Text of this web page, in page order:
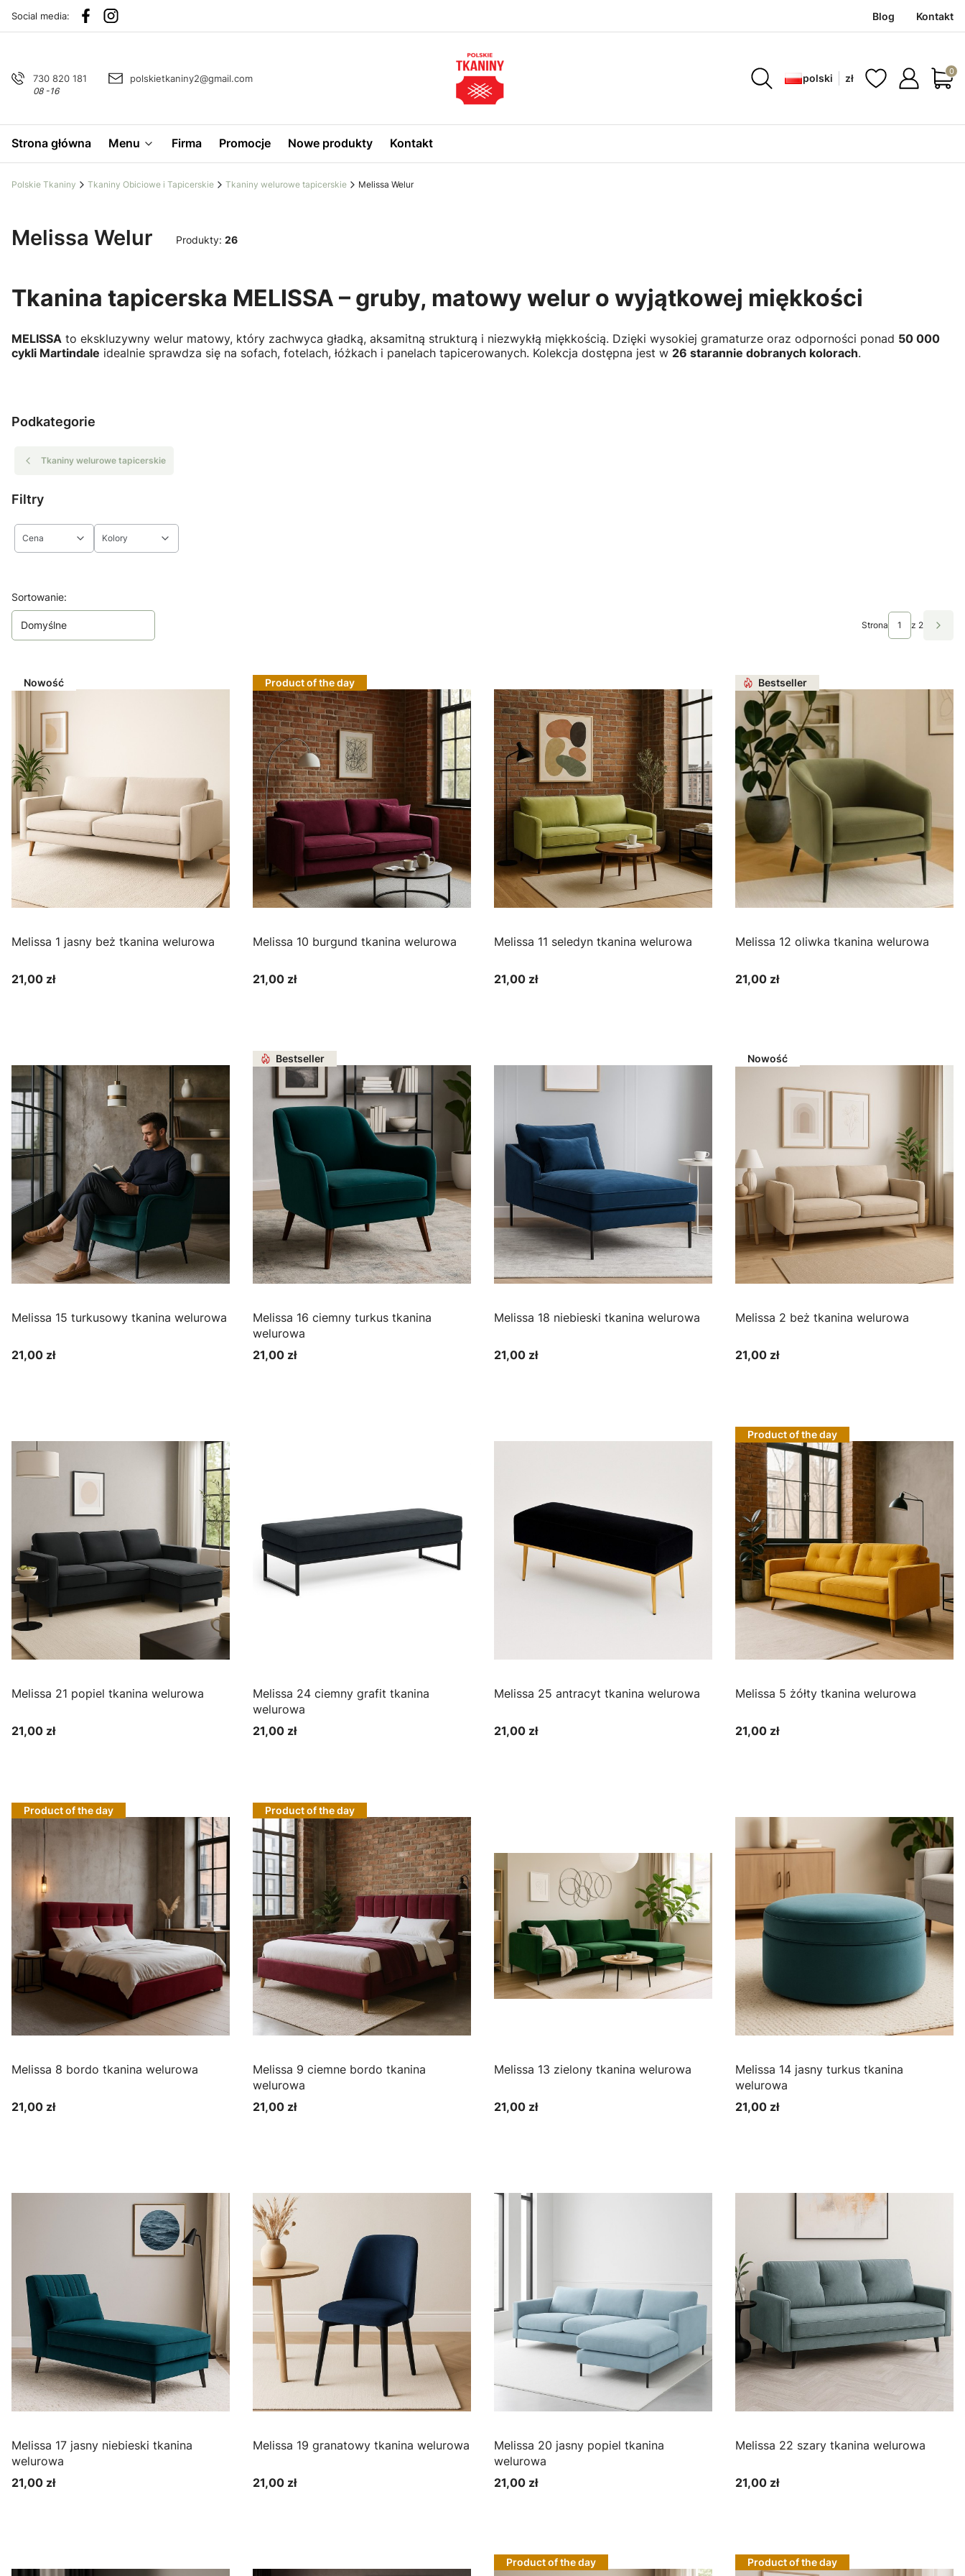
Social media: Blog Kontakt
730 820 181
08 -16
polskietkaniny2@gmail.com polski zł
Strona główna Menu Firma Promocje Nowe produkty Kontakt
Polskie Tkaniny Tkaniny Obiciowe i Tapicerskie Tkaniny welurowe tapicerskie Melissa Welur
Melissa Welur Produkty: 26
Tkanina tapicerska MELISSA – gruby, matowy welur o wyjątkowej miękkości
MELISSA to ekskluzywny welur matowy, który zachwyca gładką, aksamitną strukturą i niezwykłą miękkością. Dzięki wysokiej gramaturze oraz odporności ponad 50 000
cykli Martindale idealnie sprawdza się na sofach, fotelach, łóżkach i panelach tapicerowanych. Kolekcja dostępna jest w 26 starannie dobranych kolorach.
Podkategorie
Tkaniny welurowe tapicerskie
Filtry
Cena Kolory
Lista produktów
Sortowanie:
Domyślne Strona z 2
Nowość
Melissa 1 jasny beż tkanina welurowa
Cena
21,00 zł
Product of the day
Melissa 10 burgund tkanina welurowa
Cena
21,00 zł
Melissa 11 seledyn tkanina welurowa
Cena
21,00 zł
Bestseller
Melissa 12 oliwka tkanina welurowa
Cena
21,00 zł
Melissa 15 turkusowy tkanina welurowa
Cena
21,00 zł
Bestseller
Melissa 16 ciemny turkus tkanina
welurowa
Cena
21,00 zł
Melissa 18 niebieski tkanina welurowa
Cena
21,00 zł
Nowość
Melissa 2 beż tkanina welurowa
Cena
21,00 zł
Melissa 21 popiel tkanina welurowa
Cena
21,00 zł
Melissa 24 ciemny grafit tkanina
welurowa
Cena
21,00 zł
Melissa 25 antracyt tkanina welurowa
Cena
21,00 zł
Product of the day
Melissa 5 żółty tkanina welurowa
Cena
21,00 zł
Product of the day
Melissa 8 bordo tkanina welurowa
Cena
21,00 zł
Product of the day
Melissa 9 ciemne bordo tkanina
welurowa
Cena
21,00 zł
Melissa 13 zielony tkanina welurowa
Cena
21,00 zł
Melissa 14 jasny turkus tkanina
welurowa
Cena
21,00 zł
Melissa 17 jasny niebieski tkanina
welurowa
Cena
21,00 zł
Melissa 19 granatowy tkanina welurowa
Cena
21,00 zł
Melissa 20 jasny popiel tkanina
welurowa
Cena
21,00 zł
Melissa 22 szary tkanina welurowa
Cena
21,00 zł
Product of the day Product of the day